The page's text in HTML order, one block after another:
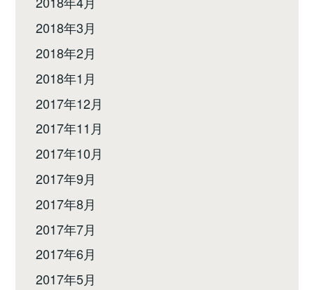
2018年3月
2018年2月
2018年1月
2017年12月
2017年11月
2017年10月
2017年9月
2017年8月
2017年7月
2017年6月
2017年5月